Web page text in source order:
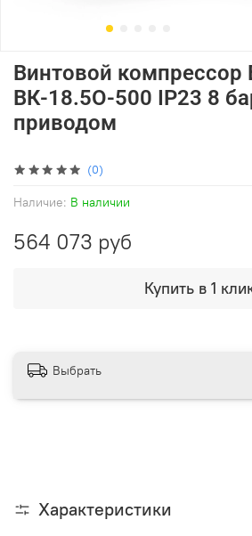
(0)
Наличие: В наличии
Винтовой компрессор
ВК-18.5О-500 IP23 8
приводом
564 073 руб
Купить в 1
Выбрать
Характеристики